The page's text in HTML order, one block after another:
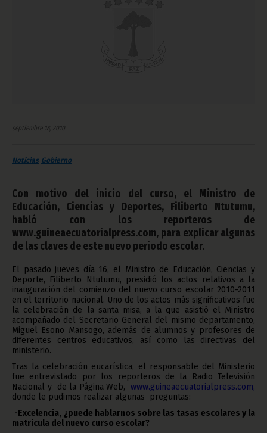
septiembre 18, 2010
Noticias Gobierno
Con motivo del inicio del curso, el Ministro de
Educación, Ciencias y Deportes, Filiberto Ntutumu,
habló con los reporteros de
www.guineaecuatorialpress.com, para explicar algunas
de las claves de este nuevo periodo escolar.
El pasado jueves día 16, el Ministro de Educación, Ciencias y
Deporte, Filiberto Ntutumu, presidió los actos relativos a la
inauguración del comienzo del nuevo curso escolar 2010-2011
en el territorio nacional. Uno de los actos más significativos fue
la celebración de la santa misa, a la que asistió el Ministro
acompañado del Secretario General del mismo departamento,
Miguel Esono Mansogo, además de alumnos y profesores de
diferentes centros educativos, así como las directivas del
ministerio.
Tras la celebración eucarística, el responsable del Ministerio
fue entrevistado por los reporteros de la Radio Televisión
Nacional y de la Página Web, www.guineaecuatorialpress.com,
donde le pudimos realizar algunas preguntas:
-Excelencia, ¿puede hablarnos sobre las tasas escolares y la
matricula del nuevo curso escolar?